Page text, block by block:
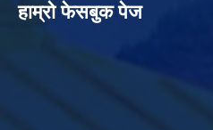
हाम्रो फेसबुक पेज